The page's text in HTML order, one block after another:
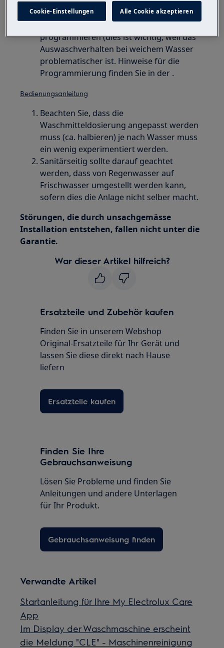
Wir empfehlen Ihnen jedoch, einen
zusätzlichen Spülgang fix zu
programmieren (dies ist wichtig, weil das
Auswaschverhalten bei weichem Wasser
problematischer ist. Hinweise für die
Programmierung finden Sie in der .
Bedienungsanleitung
Beachten Sie, dass die
Waschmitteldosierung angepasst werden
muss (ca. halbieren) je nach Wasser muss
ein wenig experimentiert werden.
Sanitärseitig sollte darauf geachtet
werden, dass von Regenwasser auf
Frischwasser umgestellt werden kann,
sofern dies die Anlage nicht selber macht.
Störungen, die durch unsachgemässe
Installation entstehen, fallen nicht unter die
Garantie.
War dieser Artikel hilfreich?
Ersatzteile und Zubehör kaufen
Finden Sie in unserem Webshop
Original-Ersatzteile für Ihr Gerät und
lassen Sie diese direkt nach Hause
liefern
Ersatzteile kaufen
Finden Sie Ihre
Gebrauchsanweisung
Lösen Sie Probleme und finden Sie
Anleitungen und andere Unterlagen
für Ihr Produkt.
Gebrauchsanweisung finden
Verwandte Artikel
Startanleitung für Ihre My Electrolux Care
App
Im Display der Waschmaschine erscheint
die Meldung "CLE" - Maschinenreinigung
Cookie-Einstellungen Alle Cookie akzeptieren